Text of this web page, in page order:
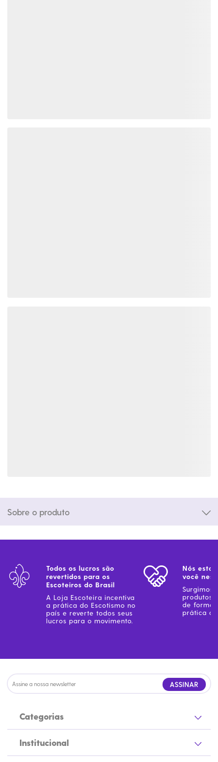
Sobre o produto
Todos os lucros são
revertidos para os
Escoteiros do Brasil
A Loja Escoteira incentiva
a prática do Escotismo no
país e reverte todos seus
lucros para o movimento.
Nós
você
Surgimos
produtos
de forma
prática
ASSINAR
Categorias
Institucional